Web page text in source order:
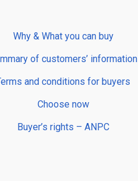
Why & What you can buy
of customers’ information
and conditions for buyers
Choose now
Buyer’s rights – ANPC